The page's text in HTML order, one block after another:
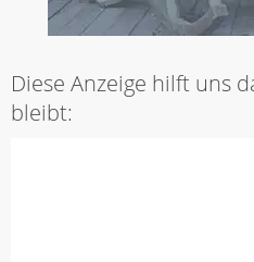
Diese Anzeige hilft uns
bleibt: